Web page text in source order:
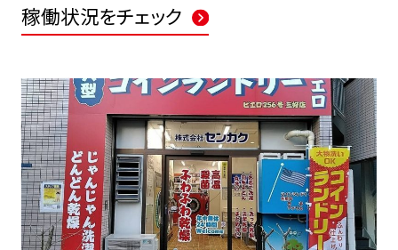
稼働状況をチェック